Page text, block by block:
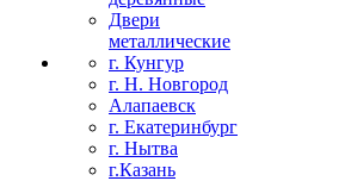
Двери
металлические
г. Кунгур
г. Н. Новгород
Алапаевск
г. Екатеринбург
г. Нытва
г.Казань